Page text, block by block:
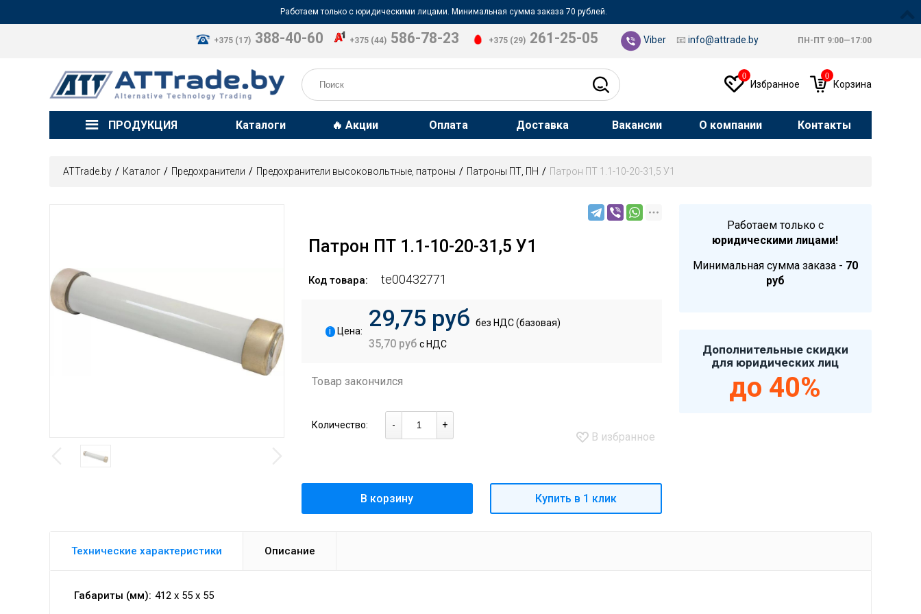
Работаем только с юридическими лицами. Минимальная сумма заказа 70 рублей.
+375 (17) 388-40-60 +375 (44) 586-78-23 +375 (29) 261-25-05 Viber 📧 info@attrade.by ПН-ПТ 9:00—17:00
0
Избранное
0
Корзина
ПРОДУКЦИЯ Каталоги 🔥 Акции Оплата Доставка Вакансии О компании Контакты
ATTrade.by Каталог Предохранители Предохранители высоковольтные, патроны Патроны ПТ, ПН Патрон ПТ 1.1-10-20-31,5 У1
Патрон ПТ 1.1-10-20-31,5 У1
Код товара: te00432771
i Цена: 29,75 руб без НДС (базовая)
35,70 руб с НДС
Товар закончился
Количество: - +
В избранное
В корзину Купить в 1 клик
Технические характеристики Описание
Габариты (мм): 412 x 55 x 55
Работаем только с
юридическими лицами!
Минимальная сумма заказа - 70
руб
Дополнительные скидки
для юридических лиц
до 40%